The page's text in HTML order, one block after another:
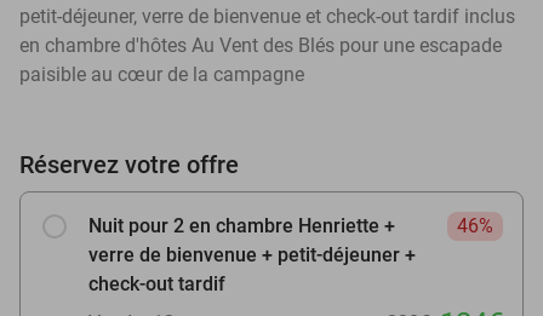
petit-déjeuner, verre de bienvenue et check-out tardif inclus
en chambre d'hôtes Au Vent des Blés pour une escapade
paisible au cœur de la campagne
Réservez votre offre
Nuit pour 2 en chambre Henriette +
verre de bienvenue + petit-déjeuner +
check-out tardif
46%